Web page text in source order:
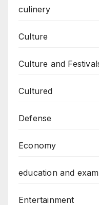
culinery
Culture
Culture and
Cultured
Defense
Economy
education and
Entertainment